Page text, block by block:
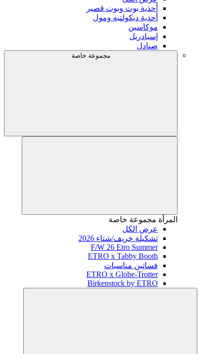
أحذية بوت وبوت قصير
أحذية ديكولتيه ومول
موكاسين
إسبادريل
صنادل
مجموعة خاصة
المرأة مجموعة خاصة
عرض الكل
تشكيلة خريف/شتاء 2026
F/W 26 Etro Summer
ETRO x Tabby Booth
فساتين مناسبات
ETRO x Globe-Trotter
Birkenstock by ETRO